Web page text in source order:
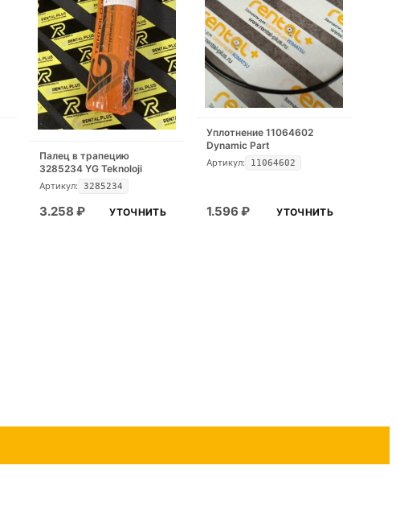
Палец в трапецию
3285234 YG Teknoloji
Артикул: 3285234
3.258 ₽ УТОЧНИТЬ
Уплотнение 11064602
Dynamic Part
Артикул: 11064602
1.596 ₽ УТОЧНИТЬ